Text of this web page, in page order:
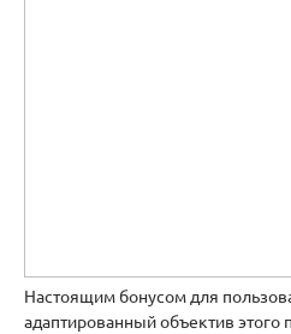
Настоящим бонусом для
адаптированный объектив этого